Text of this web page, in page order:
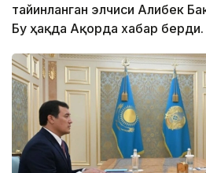
тайинланган элчиси Алибек
Бу ҳақда Ақорда хабар берди.